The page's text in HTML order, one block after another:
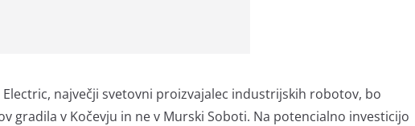
Electric, največji svetovni proizvajalec industrijskih robotov, bo
gradila v Kočevju in ne v Murski Soboti. Na potencialno investicijo